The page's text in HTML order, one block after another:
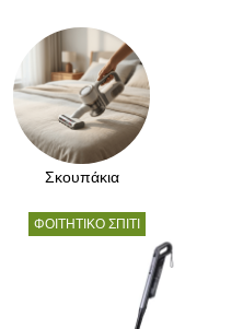
Σκουπάκια
ΦΟΙΤΗΤΙΚΟ ΣΠΙΤΙ